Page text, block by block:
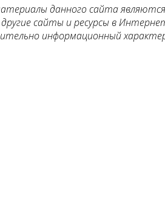
данного сайта
сайты и ресурсы в
информационный